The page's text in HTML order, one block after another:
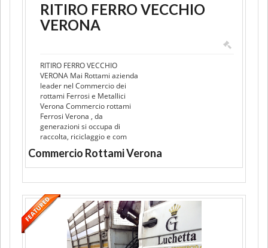
RITIRO FERRO VECCHIO
VERONA
RITIRO FERRO VECCHIO
VERONA Mai Rottami azienda
leader nel Commercio dei
rottami Ferrosi e Metallici
Verona Commercio rottami
Ferrosi Verona , da
generazioni si occupa di
raccolta, riciclaggio e com
Commercio Rottami Verona